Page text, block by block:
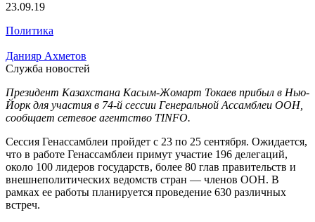
23.09.19
Политика
Данияр Ахметов
Служба новостей
Президент Казахстана Касым-Жомарт Токаев прибыл в Нью-
Йорк для участия в 74-й сессии Генеральной Ассамблеи ООН,
cообщает сетевое агентство TINFO.
Сессия Генассамблеи пройдет с 23 по 25 сентября. Ожидается,
что в работе Генассамблеи примут участие 196 делегаций,
около 100 лидеров государств, более 80 глав правительств и
внешнеполитических ведомств стран — членов ООН. В
рамках ее работы планируется проведение 630 различных
встреч.